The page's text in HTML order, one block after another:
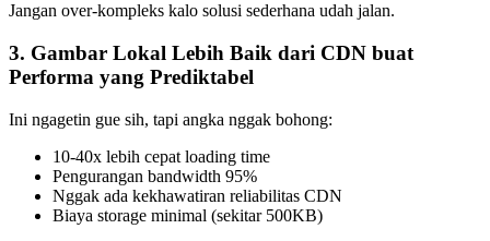
Jangan over-kompleks kalo solusi sederhana udah jalan.
3. Gambar Lokal Lebih Baik dari CDN buat
Performa yang Prediktabel
Ini ngagetin gue sih, tapi angka nggak bohong:
10-40x lebih cepat loading time
Pengurangan bandwidth 95%
Nggak ada kekhawatiran reliabilitas CDN
Biaya storage minimal (sekitar 500KB)